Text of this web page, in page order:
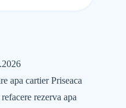
apa cartier Priseaca
rezerva apa